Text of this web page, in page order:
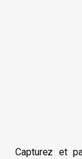
Capturez et